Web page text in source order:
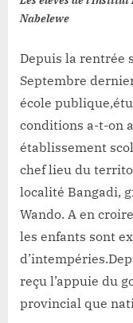
Nabelewe
Depuis la rentrée
Septembre
école
conditions a-t-on
établissement
chef lieu du
localité Bangadi,
Wando. A en
les enfants sont
reçu l’appuie du
provincial que